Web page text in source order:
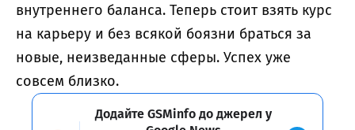
внутреннего баланса. Теперь стоит взять курс
на карьеру и без всякой боязни браться за
новые, неизведанные сферы. Успех уже
совсем близко.
Додайте GSMinfo до джерел у